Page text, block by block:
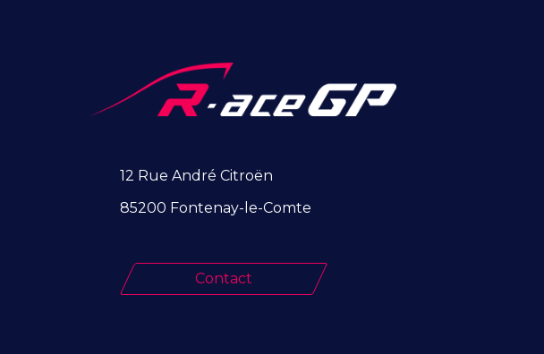
12 Rue André Citroën
85200 Fontenay-le-Comte
Contact